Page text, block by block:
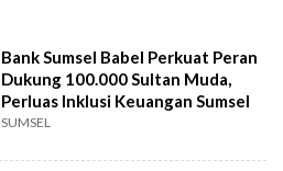
Bank Sumsel Babel Perkuat Peran
Dukung 100.000 Sultan Muda,
Perluas Inklusi Keuangan Sumsel
SUMSEL